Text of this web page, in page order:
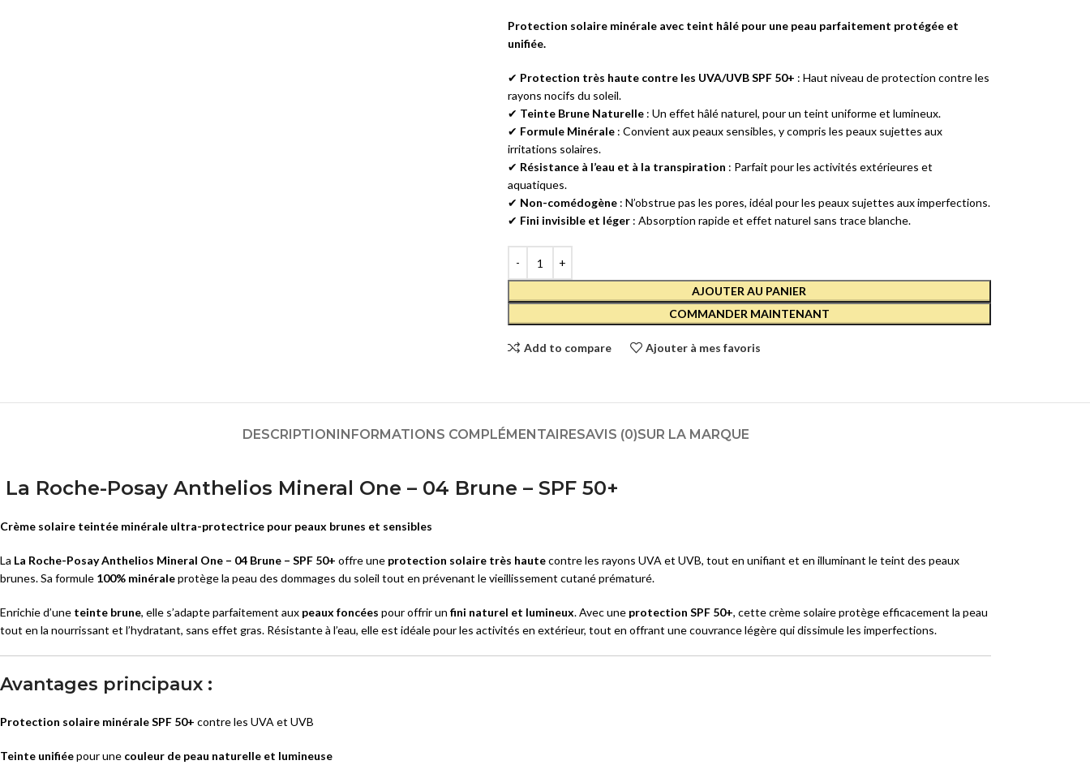
Hydratants et Réparateurs
VITILIGO
Vitiligo
- 200 ML
Protection solaire minérale avec teint hâlé pour une peau parfaitement protégée et
unifiée.
✔ Protection très haute contre les UVA/UVB SPF 50+ : Haut niveau de protection contre les
rayons nocifs du soleil.
✔ Teinte Brune Naturelle: Un effet hâlé naturel, pour un teint uniforme et lumineux.
✔ Formule Minérale: Convient aux peaux sensibles, y compris les peaux sujettes aux
irritations solaires.
✔ Résistance à l’eau et à la transpiration : Parfait pour les activités extérieures et
aquatiques.
✔ Non-comédogène: N’obstrue pas les pores, idéal pour les peaux sujettes aux imperfections.
✔ Fini invisible et léger: Absorption rapide et effet naturel sans trace blanche.
AJOUTER AU PANIER
COMMANDER MAINTENANT
Add to compare Ajouter à mes favoris
DESCRIPTIONINFORMATIONS COMPLÉMENTAIRESAVIS (0)SUR LA MARQUE
La Roche-Posay Anthelios Mineral One – 04 Brune – SPF 50+
Crème solaire teintée minérale ultra-protectrice pour peaux brunes et sensibles
La La Roche-Posay Anthelios Mineral One – 04 Brune – SPF 50+ offre une protection solaire très hautecontre les rayons UVA et UVB, tout en unifiant et en illuminant le teint des peaux
brunes. Sa formule 100% minéraleprotège la peau des dommages du soleil tout en prévenant le vieillissement cutané prématuré.
Enrichie d’une teinte brune, elle s’adapte parfaitement aux peaux foncées pour offrir un fini naturel et lumineux. Avec une protection SPF 50+, cette crème solaire protège efficacement la peau
tout en la nourrissant et l’hydratant, sans effet gras. Résistante à l’eau, elle est idéale pour les activités en extérieur, tout en offrant une couvrance légère qui dissimule les imperfections.
Avantages principaux :
Protection solaire minérale SPF 50+ contre les UVA et UVB
Teinte unifiéepour une couleur de peau naturelle et lumineuse